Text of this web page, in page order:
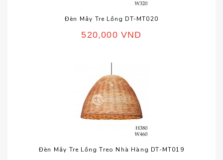
Đèn Mây Tre Lồng DT-MT020
520,000 VND
Đèn Mây Tre Lồng Treo Nhà Hàng DT-MT019